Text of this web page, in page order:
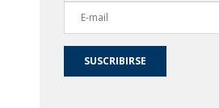
SUSCRIBIRSE